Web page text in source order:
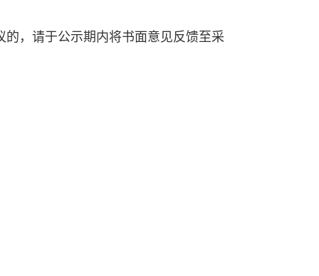
的，请于公示期内将书面意见反馈至采